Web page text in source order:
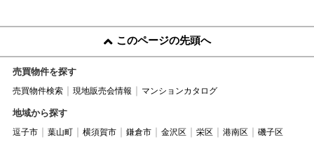
このページの先頭へ
売買物件を探す
売買物件検索 現地販売会情報 マンションカタログ
地域から探す
逗子市 葉山町 横須賀市 鎌倉市 金沢区 栄区 港南区 磯子区